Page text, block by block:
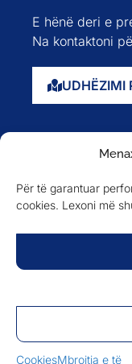
Për të garantuar
cookies. Lexoni më
CookiesMbrojtja e të
E hënë deri e
Na kontaktoni
UDHËZIMI
Evente
Anëtarët
Newsletter